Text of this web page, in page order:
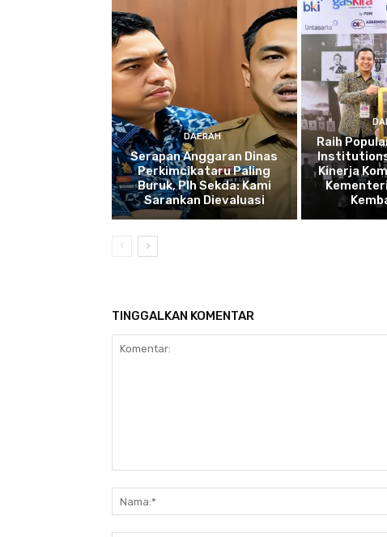
DAERAH
Serapan Anggaran Dinas
Perkimcikataru Paling
Buruk, Plh Sekda: Kami
Sarankan Dievaluasi
Raih
Kinerja
TINGGALKAN KOMENTAR